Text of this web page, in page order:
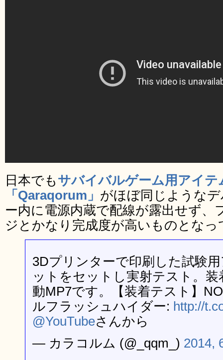
日本でも サバイバルゲーム用アイテ
「Qaraqorum」 がほぼ同じような
ー内に電源内蔵で配線が露出せず、
ジとかなり完成度が高いものとなっ
3Dプリンターで印刷した試験
ットをセットし実射テスト。
動MP7です。【装着テスト】
ルフラッシュハイダー: http://
@YouTubeさんから
— カラコルム (@_qqm_) 2014,